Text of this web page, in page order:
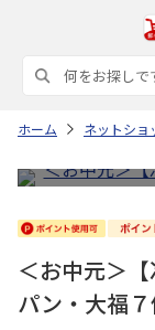
ホーム ネットショ
＜お中元＞
パン・大福